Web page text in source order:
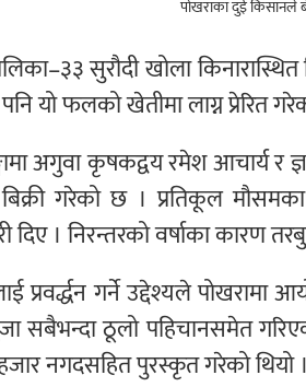
सुरौदी खोला
यो फलको खेतीमा लाग्न प्रेरित
अगुवा कृषकद्वय रमेश आचार्य र
बिक्री गरेको छ । प्रतिकूल
। निरन्तरको वर्षाका कारण
प्रवर्द्धन गर्ने उद्देश्यले
सबैभन्दा ठूलो पहिचानसमेत
नगदसहित पुरस्कृत गरेको थियो ।